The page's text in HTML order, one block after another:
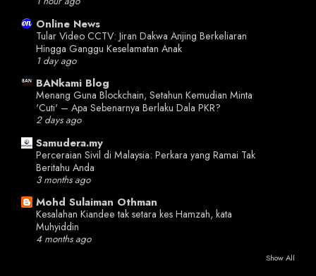
Online News
Tular Video CCTV: Jiran Dakwa Anjing Berkeliaran
Hingga Ganggu Keselamatan Anak
1 day ago
BANkami Blog
Menang Guna Blockchain, Setahun Kemudian Minta
'Cuti' – Apa Sebenarnya Berlaku Dala PKR?
2 days ago
Samudera.my
Perceraian Sivil di Malaysia: Perkara yang Ramai Tak
Beritahu Anda
3 months ago
Mohd Sulaiman Othman
Kesalahan Kiandee tak setara kes Hamzah, kata
Muhyiddin
4 months ago
Show All